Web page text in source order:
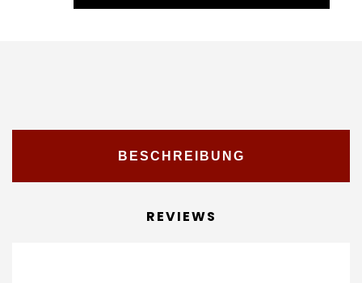
BESCHREIBUNG
REVIEWS